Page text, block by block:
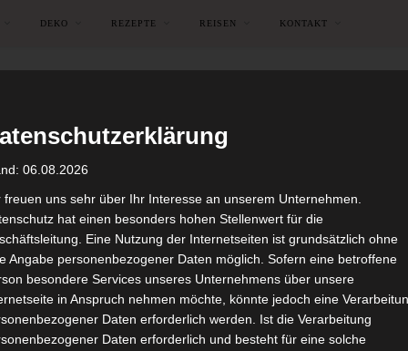
DEKO REZEPTE REISEN KONTAKT
06.08.2026
freuen uns sehr über Ihr Interesse an unserem Unternehmen.
hat einen besonders hohen Stellenwert für die
Eine Nutzung der Internetseiten ist grundsätzlich ohne
Angabe personenbezogener Daten möglich. Sofern eine betroffene
besondere Services unseres Unternehmens über unsere
in Anspruch nehmen möchte, könnte jedoch eine
Daten erforderlich werden. Ist die Verarbeitung
Daten erforderlich und besteht für eine solche